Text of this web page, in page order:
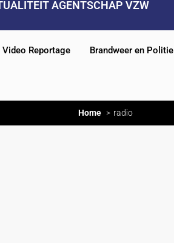
AGENTSCHAP VZW
Video Reportage Brandweer en Politie
Home radio